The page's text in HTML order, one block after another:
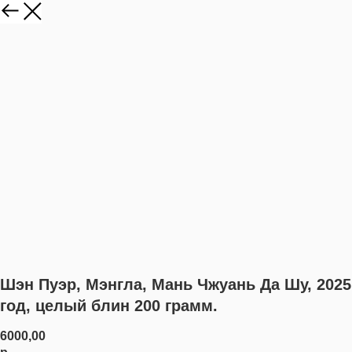
Шэн Пуэр, Мэнгла, Мань Чжуань Да Шу, 2025
год, целый блин 200 грамм.
6000,00